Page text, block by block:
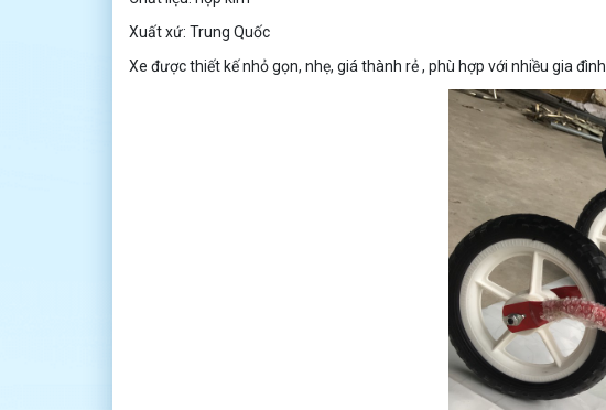
Xuất xứ: Trung Quốc
Xe được thiết kế nhỏ gọn, nhẹ, giá thành rẻ , phù hợp với nhiều gia đình